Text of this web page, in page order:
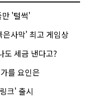
만 '털썩'
사막' 최고 게임상
세금 낸다고?
를 요인은
크' 출시